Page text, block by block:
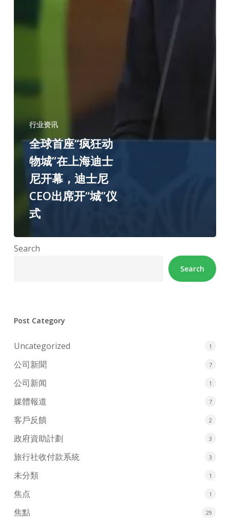
行业资讯
全球首座“疯狂动
物城”在上海迪士
尼开幕，迪士尼
CEO出席开“城”仪
式
Search
Search
Post Category
Uncategorized 1
公司新聞 7
公司新闻 1
媒體報道 7
客戶反饋 2
政府資助計劃 3
旅行社收付款系統 3
未分類 1
焦点 1
焦點 29